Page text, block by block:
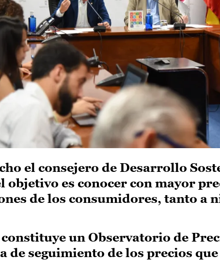
el consejero de Desarrollo
objetivo es conocer con mayor
de los consumidores, tanto a
constituye un Observatorio de
de seguimiento de los precios que